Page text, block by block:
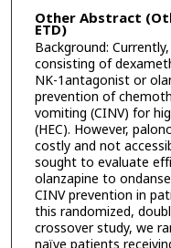
Other Abstract
ETD)
Background:
consisting of
NK-1antagonist or
prevention of
vomiting (CINV) for
(HEC). However,
costly and not
sought to evaluate
olanzapine to
CINV prevention in
this randomized,
crossover study, we